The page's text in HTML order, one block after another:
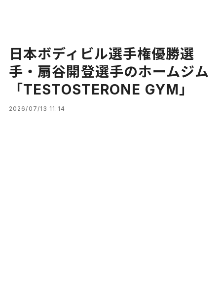
日本ボディビル選手権優勝選
手・扇谷開登選手のホームジム
「TESTOSTERONE GYM」
2026/07/13 11:14